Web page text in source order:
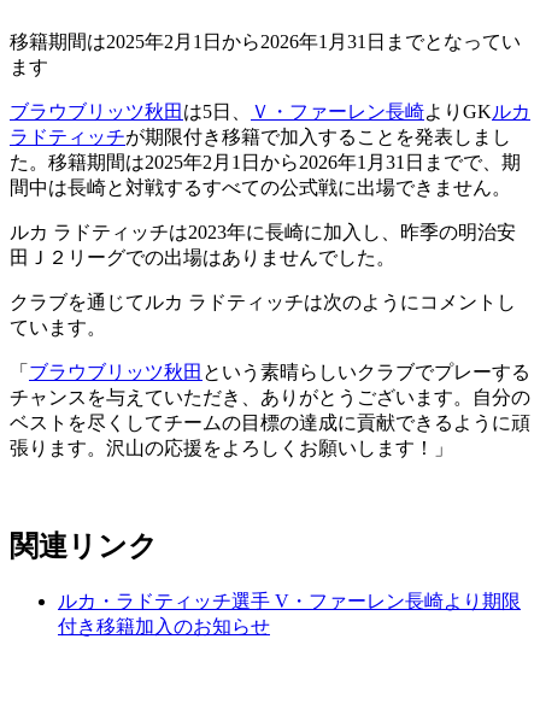
移籍期間は2025年2月1日から2026年1月31日までとなってい
ます
ブラウブリッツ秋田 は5日、 Ｖ・ファーレン長崎よりGKルカ
ラドティッチが期限付き移籍で加入することを発表しまし
た。移籍期間は2025年2月1日から2026年1月31日までで、期
間中は長崎と対戦するすべての公式戦に出場できません。
ルカ ラドティッチは2023年に長崎に加入し、昨季の明治安
田Ｊ２リーグでの出場はありませんでした。
クラブを通じてルカ ラドティッチは次のようにコメントし
ています。
「 ブラウブリッツ秋田 という素晴らしいクラブでプレーする
チャンスを与えていただき、ありがとうございます。自分の
ベストを尽くしてチームの目標の達成に貢献できるように頑
張ります。沢山の応援をよろしくお願いします！」
関連リンク
ルカ・ラドティッチ選手 V・ファーレン長崎より期限
付き移籍加入のお知らせ